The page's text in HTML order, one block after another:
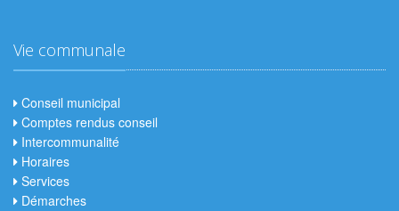
Vie communale
Conseil municipal
Comptes rendus conseil
Intercommunalité
Horaires
Services
Démarches